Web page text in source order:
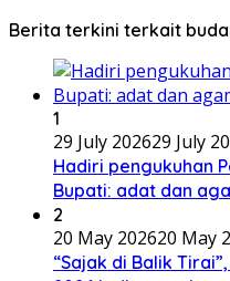
Berita terkini terkait
1
29 July 202629 July
Hadiri pengukuhan
Bupati: adat dan
2
20 May 202620 May
“Sajak di Balik